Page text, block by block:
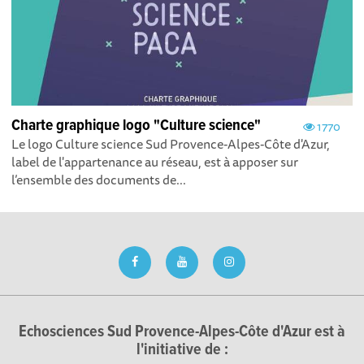
1770
Charte graphique logo "Culture science"
Le logo Culture science Sud Provence-Alpes-Côte d'Azur,
label de l'appartenance au réseau, est à apposer sur
l’ensemble des documents de...
Echosciences Sud Provence-Alpes-Côte d'Azur est à
l'initiative de :